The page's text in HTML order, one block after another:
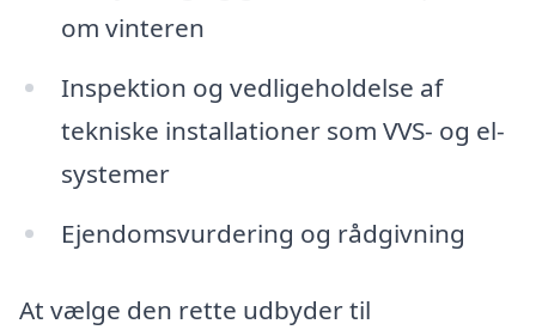
om vinteren
Inspektion og vedligeholdelse af
tekniske installationer som VVS- og el-
systemer
Ejendomsvurdering og rådgivning
At vælge den rette udbyder til